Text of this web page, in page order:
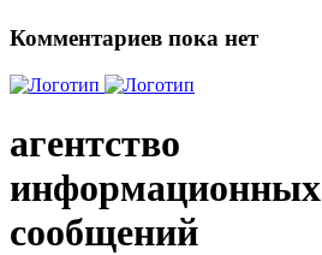
Комментариев пока нет
агентство
информационных
сообщений